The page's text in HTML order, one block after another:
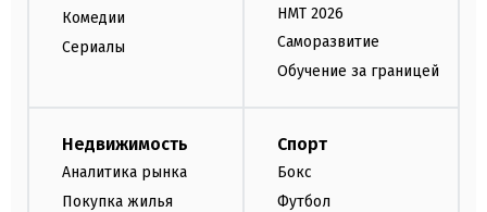
Комедии
Сериалы
НМТ 2026
Саморазвитие
Обучение за границей
Недвижимость
Аналитика рынка
Покупка жилья
Спорт
Бокс
Футбол